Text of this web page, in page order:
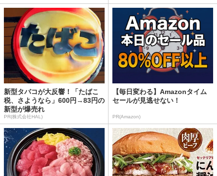
新型タバコが大反響！「たばこ
税、さようなら」600円→83円の
新型が爆売れ
PR(株式会社HAL)
【毎日変わる】Amazonタイム
セールが見逃せない！
PR(Amazon)